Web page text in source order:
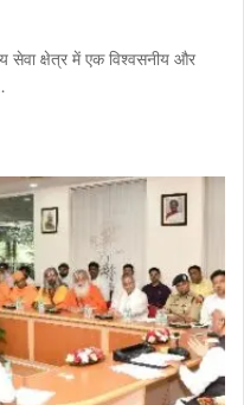
सेवा क्षेत्र में एक विश्वसनीय और